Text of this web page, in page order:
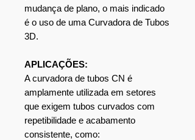
mudança de plano, o mais indicado
é o uso de uma Curvadora de Tubos
3D.
APLICAÇÕES:
A curvadora de tubos CN é
amplamente utilizada em setores
que exigem tubos curvados com
repetibilidade e acabamento
consistente, como: